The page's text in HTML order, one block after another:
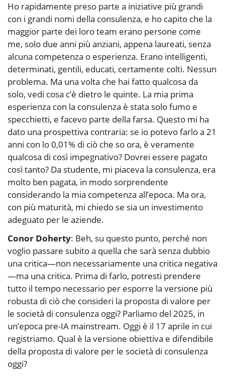
Ho rapidamente preso parte a iniziative più grandi
con i grandi nomi della consulenza, e ho capito che la
maggior parte dei loro team erano persone come
me, solo due anni più anziani, appena laureati, senza
alcuna competenza o esperienza. Erano intelligenti,
determinati, gentili, educati, certamente colti. Nessun
problema. Ma una volta che hai fatto qualcosa da
solo, vedi cosa c’è dietro le quinte. La mia prima
esperienza con la consulenza è stata solo fumo e
specchietti, e facevo parte della farsa. Questo mi ha
dato una prospettiva contraria: se io potevo farlo a 21
anni con lo 0,01% di ciò che so ora, è veramente
qualcosa di così impegnativo? Dovrei essere pagato
così tanto? Da studente, mi piaceva la consulenza, era
molto ben pagata, in modo sorprendente
considerando la mia competenza all’epoca. Ma ora,
con più maturità, mi chiedo se sia un investimento
adeguato per le aziende.
Conor Doherty: Beh, su questo punto, perché non
voglio passare subito a quella che sarà senza dubbio
una critica—non necessariamente una critica negativa
—ma una critica. Prima di farlo, potresti prendere
tutto il tempo necessario per esporre la versione più
robusta di ciò che consideri la proposta di valore per
le società di consulenza oggi? Parliamo del 2025, in
un’epoca pre-IA mainstream. Oggi è il 17 aprile in cui
registriamo. Qual è la versione obiettiva e difendibile
della proposta di valore per le società di consulenza
oggi?